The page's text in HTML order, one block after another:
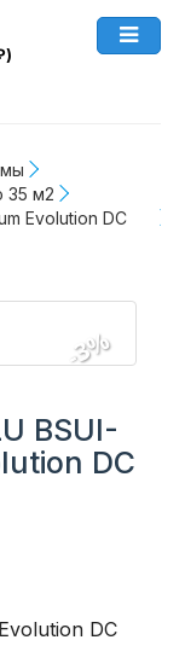
35 м2
Evolution DC
-3%
BSUI-
DC
DC